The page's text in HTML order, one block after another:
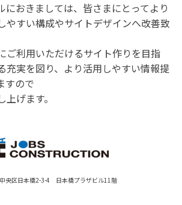
におきましては、皆さまにとってより
やすい構成やサイトデザインへ改善致
ご利用いただけるサイト作りを目指
充実を図り、より活用しやすい情報提
すので
げます。
央区日本橋2-3-4 日本橋プラザビル11階